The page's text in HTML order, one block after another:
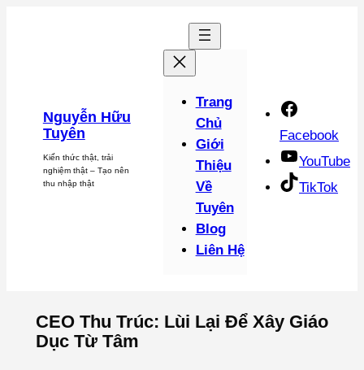
Nguyễn Hữu
Tuyên
Kiến thức thật, trải
nghiệm thật – Tạo nên
thu nhập thật
Trang
Chủ
Giới
Thiệu
Về
Tuyên
Blog
Liên Hệ
Facebook
YouTube
TikTok
CEO Thu Trúc: Lùi Lại Để Xây Giáo
Dục Từ Tâm